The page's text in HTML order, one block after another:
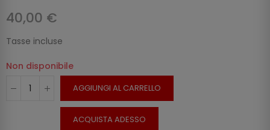
40,00 €
Tasse incluse
Non disponibile
AGGIUNGI AL CARRELLO
ACQUISTA ADESSO